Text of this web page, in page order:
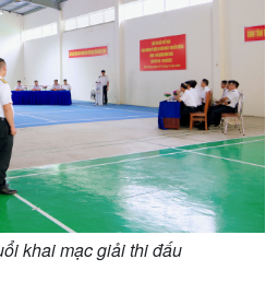
khai mạc giải thi đấu